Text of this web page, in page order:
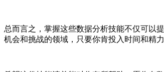
总而言之，掌握这些数据分析技能不仅可以
机会和挑战的领域，只要你肯投入时间和精